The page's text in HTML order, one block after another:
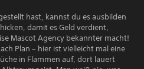
hast, kannst du es ausbilden
damit es Geld verdient,
Mascot Agency bekannter macht!
Plan – hier ist vielleicht mal eine
in Flammen auf, dort lauert